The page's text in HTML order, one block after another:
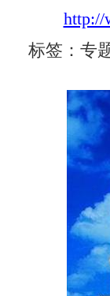
http://
标签：专